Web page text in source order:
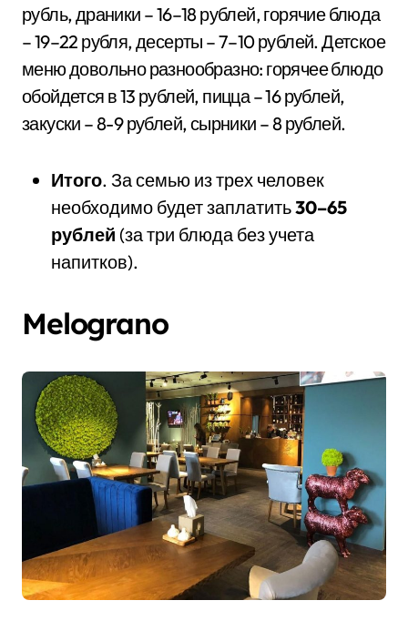
рубль, драники – 16–18 рублей, горячие блюда
– 19–22 рубля, десерты – 7–10 рублей. Детское
меню довольно разнообразно: горячее блюдо
обойдется в 13 рублей, пицца – 16 рублей,
закуски – 8-9 рублей, сырники – 8 рублей.
Итого. За семью из трех человек
необходимо будет заплатить30–65
рублей (за три блюда без учета
напитков).
Melograno